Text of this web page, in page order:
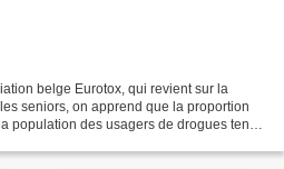
belge Eurotox, qui revient sur la
seniors, on apprend que la proportion
population des usagers de drogues tend